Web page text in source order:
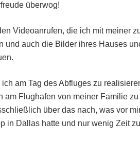
überwog!
Videoanrufen, die ich mit meiner
und auch die Bilder ihres Hauses
ich am Tag des Abfluges zu
am Flughafen von meiner Familie
über das nach, was vor
in Dallas hatte und nur wenig Zeit